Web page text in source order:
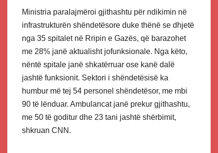
Ministria paralajmëroi gjithashtu për ndikimin në
infrastrukturën shëndetësore duke thënë se dhjetë
nga 35 spitalet në Rripin e Gazës, që barazohet
me 28% janë aktualisht jofunksionale. Nga këto,
nëntë spitale janë shkatërruar ose kanë dalë
jashtë funksionit. Sektori i shëndetësisë ka
humbur më tej 54 personel shëndetësor, me mbi
90 të lënduar. Ambulancat janë prekur gjithashtu,
me 50 të goditur dhe 23 tani jashtë shërbimit,
shkruan CNN.